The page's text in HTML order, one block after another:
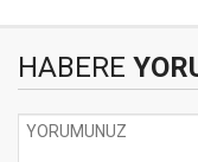
HABERE